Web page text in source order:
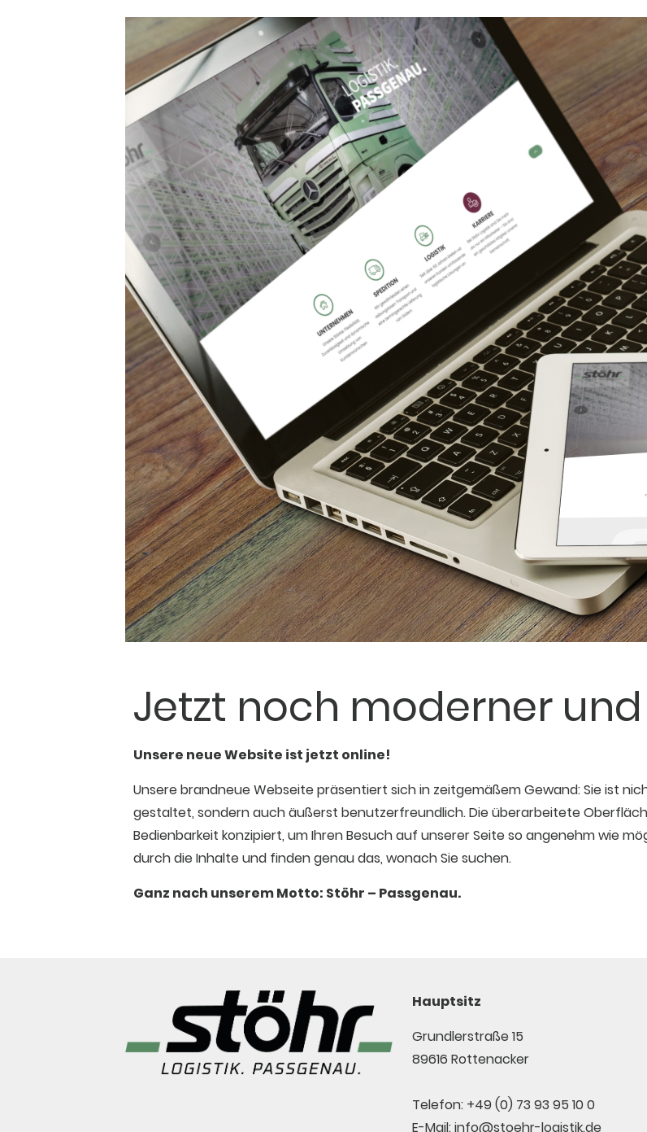
Jetzt noch moderner
Unsere neue Website ist jetzt online!
Unsere brandneue Webseite präsentiert sich in zeitgemäßem Gewand: Sie ist
gestaltet, sondern auch äußerst benutzerfreundlich. Die überarbeitete
Bedienbarkeit konzipiert, um Ihren Besuch auf unserer Seite so angenehm wie
durch die Inhalte und finden genau das, wonach Sie suchen.
Ganz nach unserem Motto: Stöhr – Passgenau.
Hauptsitz
Grundlerstraße 15
89616 Rottenacker
Telefon: +49 (0) 73 93 95 10 0
E-Mail: info@stoehr-logistik.de